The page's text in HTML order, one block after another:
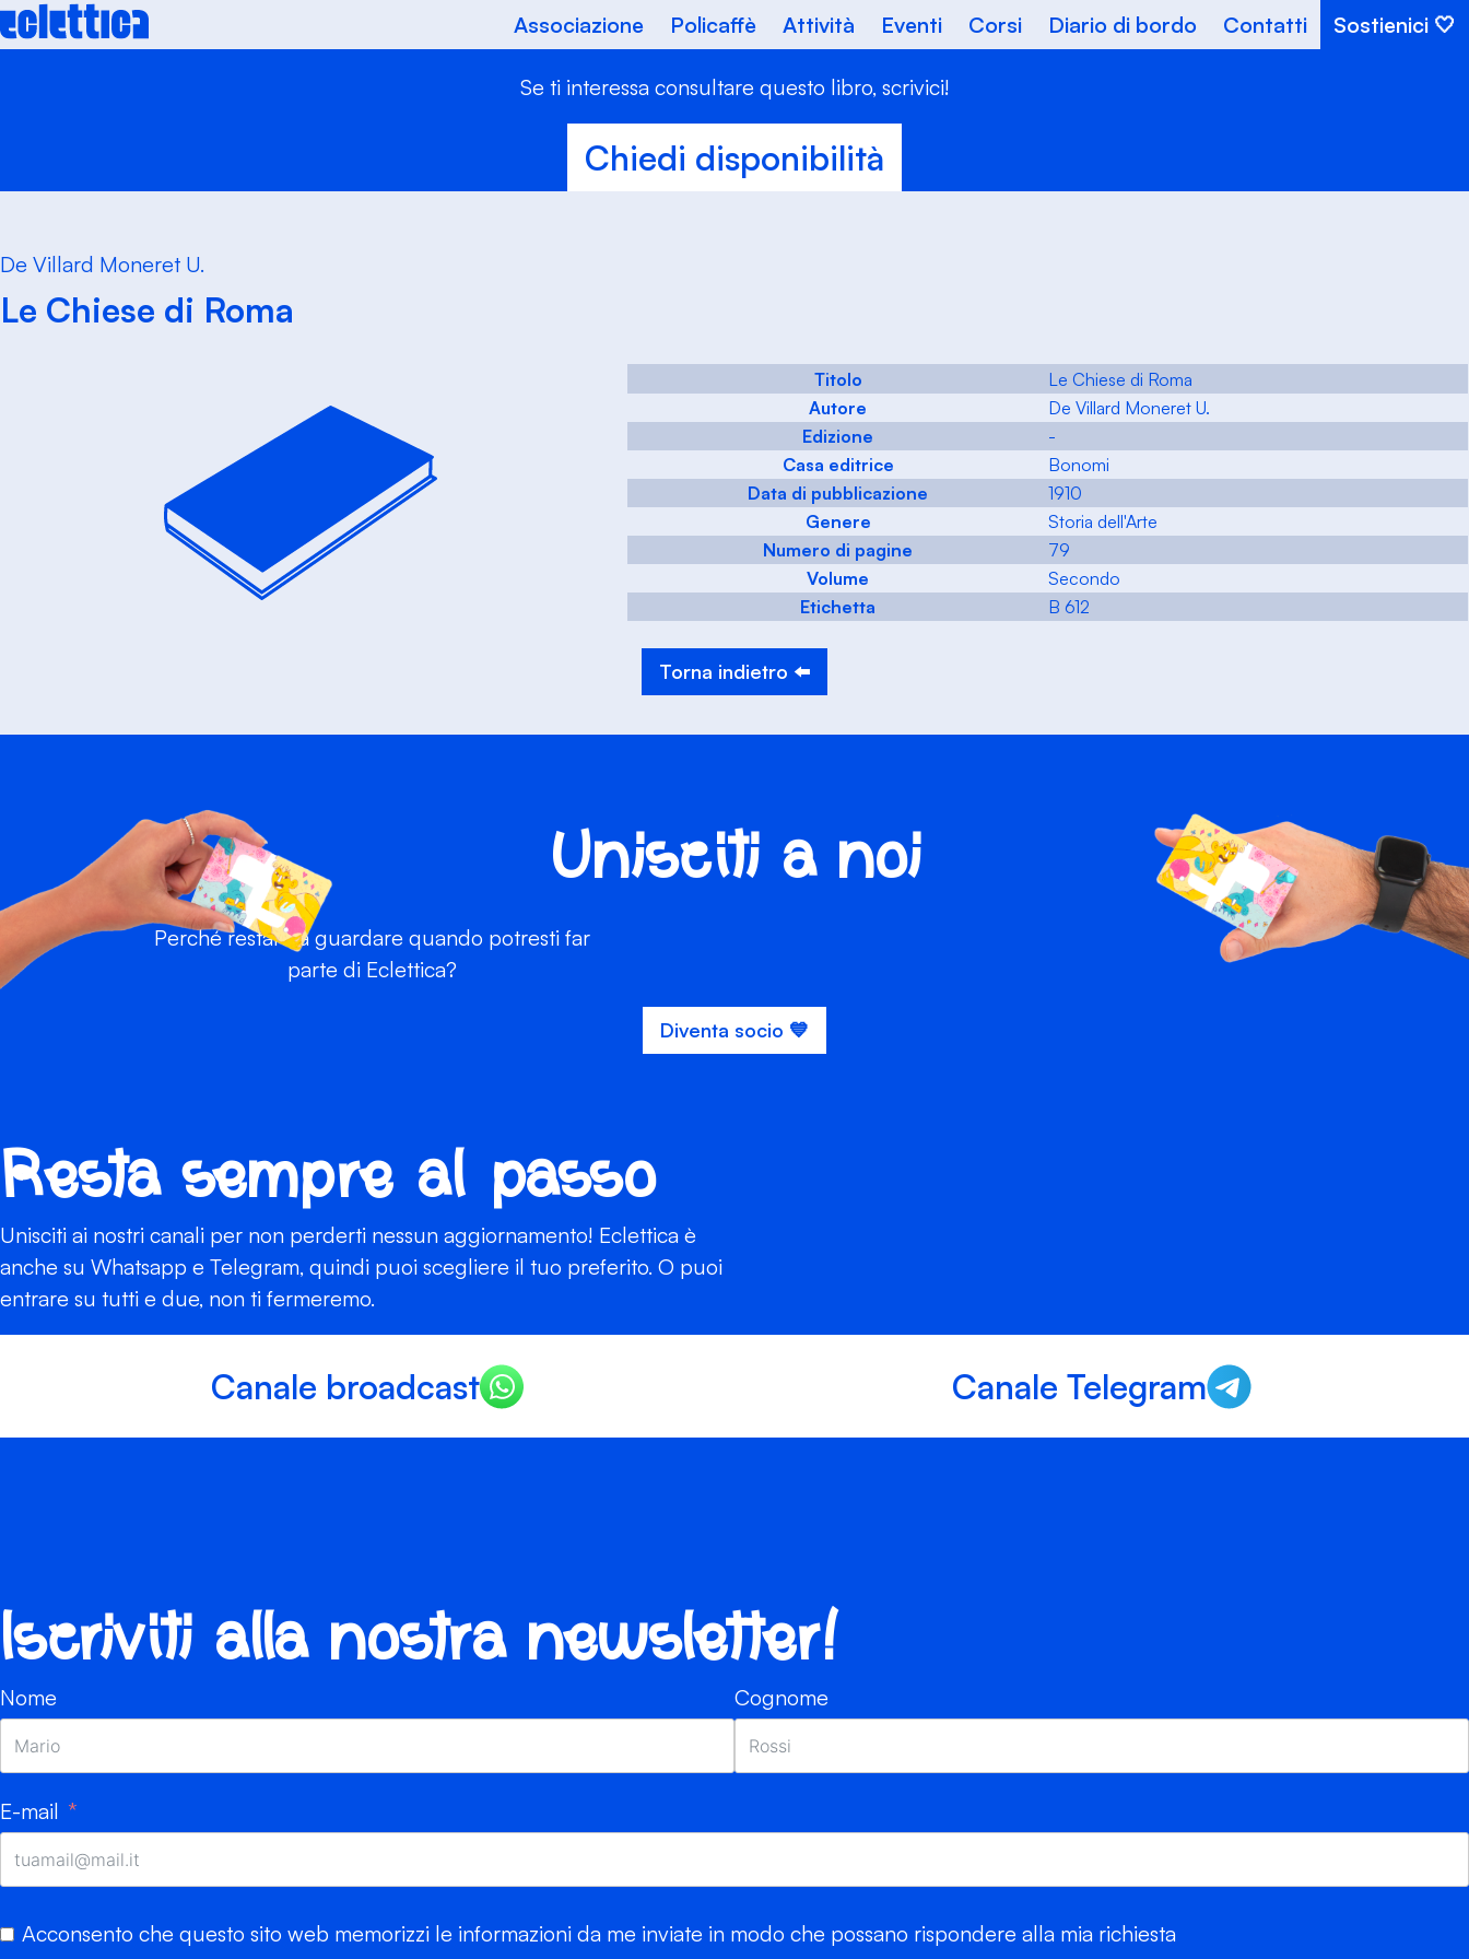
Skip
to
Associazione Policaffè Attività Eventi Corsi Diario di bordo Contatti Sostienici
Se ti interessa consultare questo libro, scrivici!
Chiedi disponibilità
De Villard Moneret U.
Le Chiese di Roma
Titolo
Le Chiese di Roma
Autore
De Villard Moneret U.
Edizione
-
Casa editrice
Bonomi
Data di pubblicazione
1910
Genere
Storia dell'Arte
Numero di pagine
79
Volume
Secondo
Etichetta
B 612
Torna indietro ⬅️
Unisciti a noi
Perché restare a guardare quando potresti far
parte di Eclettica?
Diventa socio 💙
Resta sempre al passo
Unisciti ai nostri canali per non perderti nessun aggiornamento! Eclettica è
anche su Whatsapp e Telegram, quindi puoi scegliere il tuo preferito. O puoi
entrare su tutti e due, non ti fermeremo.
Canale broadcast Canale Telegram
Iscriviti alla nostra newsletter!
Nome Cognome
E-mail
Acconsento che questo sito web memorizzi le informazioni da me inviate in modo che possano rispondere alla mia richiesta